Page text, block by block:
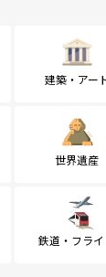
建築・アー
世界遺産
鉄道・フライ